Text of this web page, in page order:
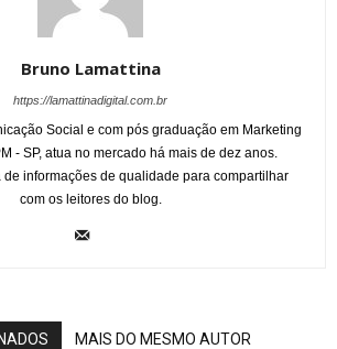
Bruno Lamattina
https://lamattinadigital.com.br
Social e com pós graduação em Marketing
- SP, atua no mercado há mais de dez anos.
de informações de qualidade para compartilhar
com os leitores do blog.
MAIS DO MESMO AUTOR